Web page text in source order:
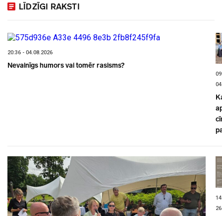
LĪDZĪGI RAKSTI
20:36 - 04.08.2026
Nevainīgs humors vai tomēr rasisms?